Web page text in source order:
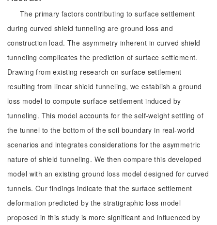
The primary factors contributing to surface settlement
during curved shield tunneling are ground loss and
construction load. The asymmetry inherent in curved shield
tunneling complicates the prediction of surface settlement.
Drawing from existing research on surface settlement
resulting from linear shield tunneling, we establish a ground
loss model to compute surface settlement induced by
tunneling. This model accounts for the self-weight settling of
the tunnel to the bottom of the soil boundary in real-world
scenarios and integrates considerations for the asymmetric
nature of shield tunneling. We then compare this developed
model with an existing ground loss model designed for curved
tunnels. Our findings indicate that the surface settlement
deformation predicted by the stratigraphic loss model
proposed in this study is more significant and influenced by